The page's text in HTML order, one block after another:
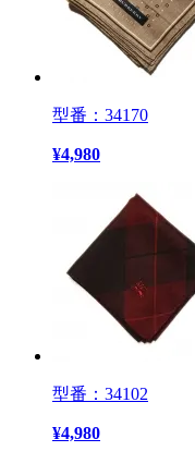
型番：34170
¥4,980
型番：34102
¥4,980